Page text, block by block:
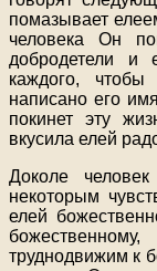
помазывает
человека Он
добродетели и
каждого,
написано его
покинет эту
вкусила елей
Доколе
некоторым
елей
труднодвижим к